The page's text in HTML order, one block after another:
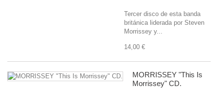
Tercer disco de esta banda
británica liderada por Steven
Morrissey y...
14,00 €
MORRISSEY "This Is
Morrissey" CD.